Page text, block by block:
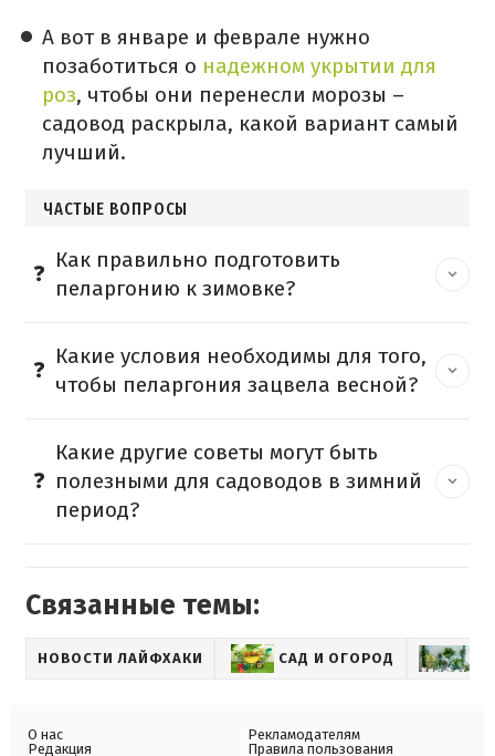
А вот в январе и феврале нужно
позаботиться о надежном укрытии для
роз, чтобы они перенесли морозы –
садовод раскрыла, какой вариант самый
лучший.
ЧАСТЫЕ ВОПРОСЫ
Как правильно подготовить
пеларгонию к зимовке?
Какие условия необходимы для того,
чтобы пеларгония зацвела весной?
Какие другие советы могут быть
полезными для садоводов в зимний
период?
Связанные темы:
НОВОСТИ ЛАЙФХАКИ САД И ОГОРОД
О нас
Редакция
Рекламодателям
Правила пользования